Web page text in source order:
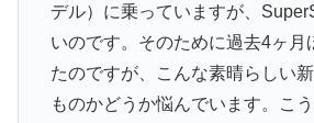
デル）に乗っていますが、
いのです。そのために過去4ヶ月
たのですが、こんな素晴らしい
ものかどうか悩んでいます。こ